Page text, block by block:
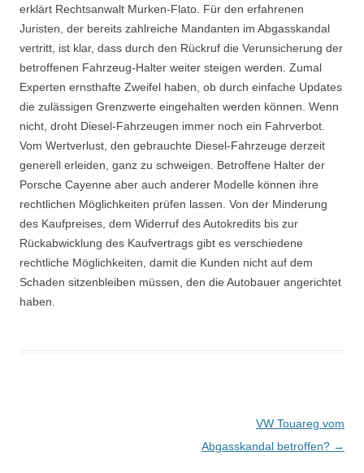
erklärt Rechtsanwalt Murken-Flato. Für den erfahrenen
Juristen, der bereits zahlreiche Mandanten im Abgasskandal
vertritt, ist klar, dass durch den Rückruf die Verunsicherung der
betroffenen Fahrzeug-Halter weiter steigen werden. Zumal
Experten ernsthafte Zweifel haben, ob durch einfache Updates
die zulässigen Grenzwerte eingehalten werden können. Wenn
nicht, droht Diesel-Fahrzeugen immer noch ein Fahrverbot.
Vom Wertverlust, den gebrauchte Diesel-Fahrzeuge derzeit
generell erleiden, ganz zu schweigen. Betroffene Halter der
Porsche Cayenne aber auch anderer Modelle können ihre
rechtlichen Möglichkeiten prüfen lassen. Von der Minderung
des Kaufpreises, dem Widerruf des Autokredits bis zur
Rückabwicklung des Kaufvertrags gibt es verschiedene
rechtliche Möglichkeiten, damit die Kunden nicht auf dem
Schaden sitzenbleiben müssen, den die Autobauer angerichtet
haben.
VW Touareg vom
Abgasskandal betroffen? →